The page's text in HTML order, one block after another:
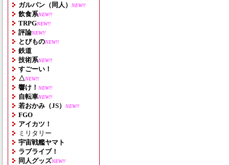
ガルパン（同人） NEW!!
飲食系NEW!!
TRPGNEW!!
評論NEW!!
とびものNEW!!
鉄道
技術系NEW!!
すごーい！
△NEW!!
響け！ NEW!!
自転車NEW!!
若おかみ（JS） NEW!!
FGO
アイカツ！
ミリタリー
宇宙戦艦ヤマト
ラブライブ！
同人グッズNEW!!